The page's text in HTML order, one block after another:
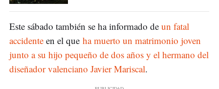
Este sábado también se ha informado de un fatal
accidente en el que ha muerto un matrimonio joven
junto a su hijo pequeño de dos años y el hermano del
diseñador valenciano Javier Mariscal.